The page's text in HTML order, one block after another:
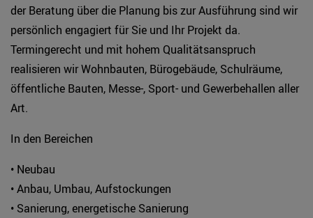
der Beratung über die Planung bis zur Ausführung sind wir
persönlich engagiert für Sie und Ihr Projekt da.
Termingerecht und mit hohem Qualitätsanspruch
realisieren wir Wohnbauten, Bürogebäude, Schulräume,
öffentliche Bauten, Messe-, Sport- und Gewerbehallen aller
Art.
In den Bereichen
• Neubau
• Anbau, Umbau, Aufstockungen
• Sanierung, energetische Sanierung